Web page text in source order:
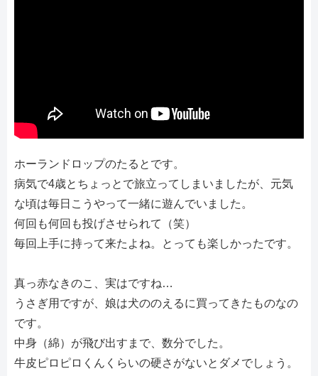
ホーランドロップのたるとです。
病気で4歳とちょっとで旅立ってしまいましたが、元気
な頃は毎日こうやって一緒に遊んでいました。
何回も何回も投げさせられて（笑）
毎回上手に持って来たよね。とっても楽しかったです。
真っ赤なきのこ、実はですね…
うさぎ用ですが、娘は犬ののえるに買ってきたものなの
です。
中身（綿）が飛び出すまで、数分でした。
牛皮ピロピロくんくらいの硬さがないとダメでしょう。